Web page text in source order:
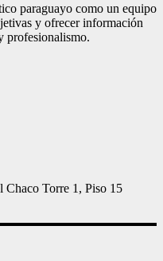
paraguayo como un equipo
y ofrecer información
profesionalismo.
Chaco Torre 1, Piso 15